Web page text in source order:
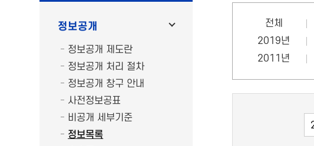
정보공개
정보공개 제도란
정보공개 처리 절차
정보공개 창구 안내
사전정보공표
비공개 세부기준
정보목록
전체
2019년
2011년